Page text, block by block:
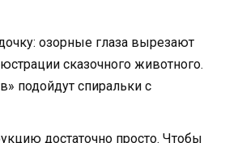
озорные глаза вырезают
сказочного животного.
подойдут спиральки с
достаточно просто. Чтобы